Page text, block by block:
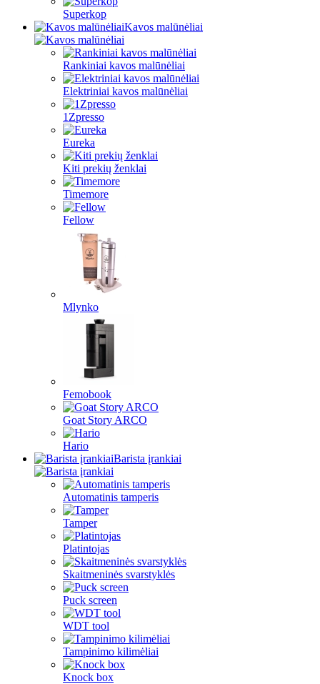
Superkop
Kavos malūnėliai
Rankiniai kavos malūnėliai
Elektriniai kavos malūnėliai
1Zpresso
Eureka
Kiti prekių ženklai
Timemore
Fellow
Mlynko
Femobook
Goat Story ARCO
Hario
Barista įrankiai
Automatinis tamperis
Tamper
Platintojas
Skaitmeninės svarstyklės
Puck screen
WDT tool
Tampinimo kilimėliai
Knock box